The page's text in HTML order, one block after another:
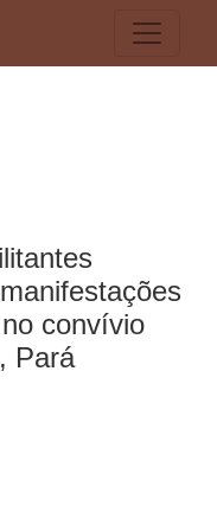
convívio
Pará